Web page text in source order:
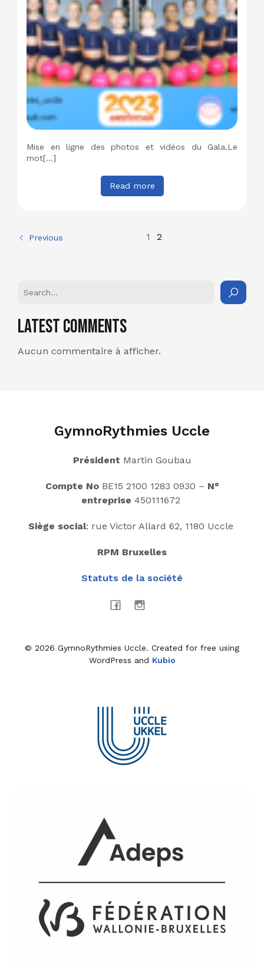
Latest Comments
Aucun commentaire à afficher.
Mise en ligne des photos et vidéos du Gala.Le
mot[…]
Read more
Previous 1 2
GymnoRythmies Uccle
Président Martin Goubau
Compte No BE15 2100 1283 0930 – N°
entreprise 450111672
Siège social: rue Victor Allard 62, 1180 Uccle
RPM Bruxelles
Statuts de la société
© 2026 GymnoRythmies Uccle. Created for free using
WordPress and Kubio